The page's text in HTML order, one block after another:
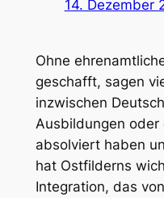
14. Dezember
Ohne
geschafft, sagen
inzwischen
Ausbildungen
absolviert haben
hat Ostfilderns
Integration, das